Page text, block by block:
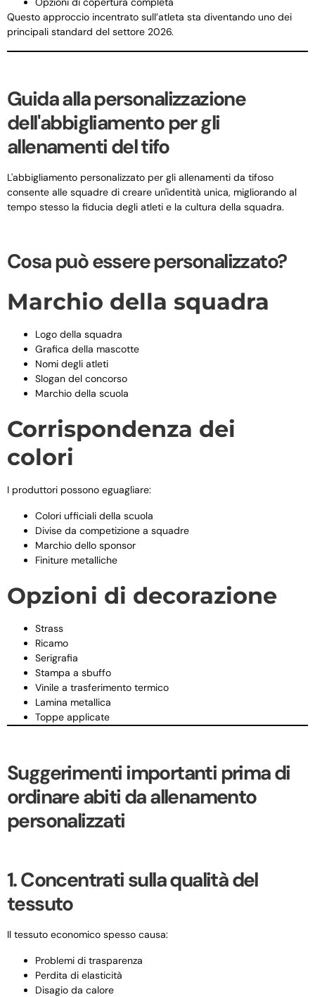
Questo approccio incentrato sull’atleta sta diventando uno dei
principali standard del settore 2026.
Guida alla personalizzazione
dell'abbigliamento per gli
allenamenti del tifo
L'abbigliamento personalizzato per gli allenamenti da tifoso
consente alle squadre di creare un'identità unica, migliorando al
tempo stesso la fiducia degli atleti e la cultura della squadra.
Cosa può essere personalizzato?
Marchio della squadra
Logo della squadra
Grafica della mascotte
Nomi degli atleti
Slogan del concorso
Marchio della scuola
Corrispondenza dei
colori
I produttori possono eguagliare:
Colori ufficiali della scuola
Divise da competizione a squadre
Marchio dello sponsor
Finiture metalliche
Opzioni di decorazione
Strass
Ricamo
Serigrafia
Stampa a sbuffo
Vinile a trasferimento termico
Lamina metallica
Toppe applicate
Suggerimenti importanti prima di
ordinare abiti da allenamento
personalizzati
1. Concentrati sulla qualità del
tessuto
Il tessuto economico spesso causa:
Problemi di trasparenza
Perdita di elasticità
Disagio da calore